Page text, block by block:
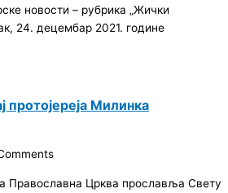
новости – рубрика „Жички
децембар 2021. године
протојереја Милинка
Православна Црква прославља Свету